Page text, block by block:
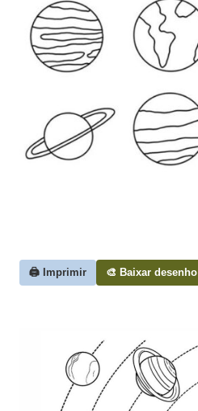
🖨️ Imprimir 🎨 Baixar desenho